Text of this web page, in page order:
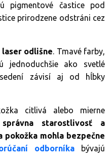
pigmentové častice pod
prirodzene odstráni cez
odlišne. Tmavé farby,
jednoduchšie ako svetlé
závisí aj od hĺbky
citlivá alebo mierne
starostlivosť a
pokožka mohla bezpečne
odborníka bývajú